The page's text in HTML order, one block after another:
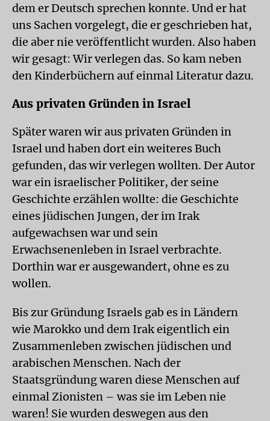
dem er Deutsch sprechen konnte. Und er hat
uns Sachen vorgelegt, die er geschrieben hat,
die aber nie veröffentlicht wurden. Also haben
wir gesagt: Wir verlegen das. So kam neben
den Kinderbüchern auf einmal Literatur dazu.
Aus privaten Gründen in Israel
Später waren wir aus privaten Gründen in
Israel und haben dort ein weiteres Buch
gefunden, das wir verlegen wollten. Der Autor
war ein israelischer Politiker, der seine
Geschichte erzählen wollte: die Geschichte
eines jüdischen Jungen, der im Irak
aufgewachsen war und sein
Erwachsenenleben in Israel verbrachte.
Dorthin war er ausgewandert, ohne es zu
wollen.
Bis zur Gründung Israels gab es in Ländern
wie Marokko und dem Irak eigentlich ein
Zusammenleben zwischen jüdischen und
arabischen Menschen. Nach der
Staatsgründung waren diese Menschen auf
einmal Zionisten – was sie im Leben nie
waren! Sie wurden deswegen aus den